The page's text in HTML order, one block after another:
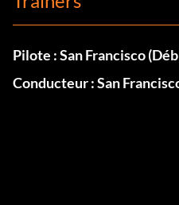
Pilote : San Francisco
Conducteur : San